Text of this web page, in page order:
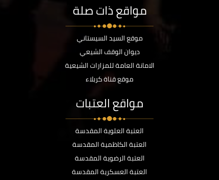
مواقع ذات صلة
موقع السيد السيستاني
ديوان الوقف الشيعي
الامانة العامة للمزارات الشيعية
موقع قناة كربلاء
مواقع العتبات
العتبة العلوية المقدسة
العتبة الكاظمية المقدسة
العتبة الرضوية المقدسة
العتبة العسكرية المقدسة